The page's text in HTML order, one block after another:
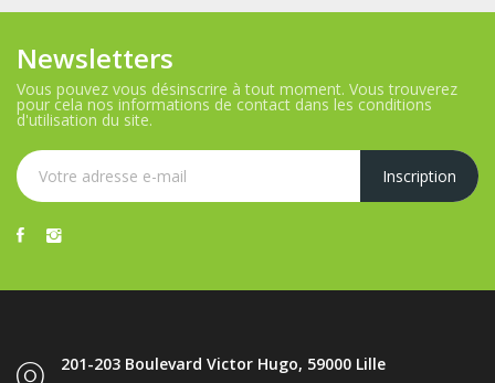
Newsletters
Vous pouvez vous désinscrire à tout moment. Vous trouverez
pour cela nos informations de contact dans les conditions
d'utilisation du site.
201-203 Boulevard Victor Hugo, 59000 Lille